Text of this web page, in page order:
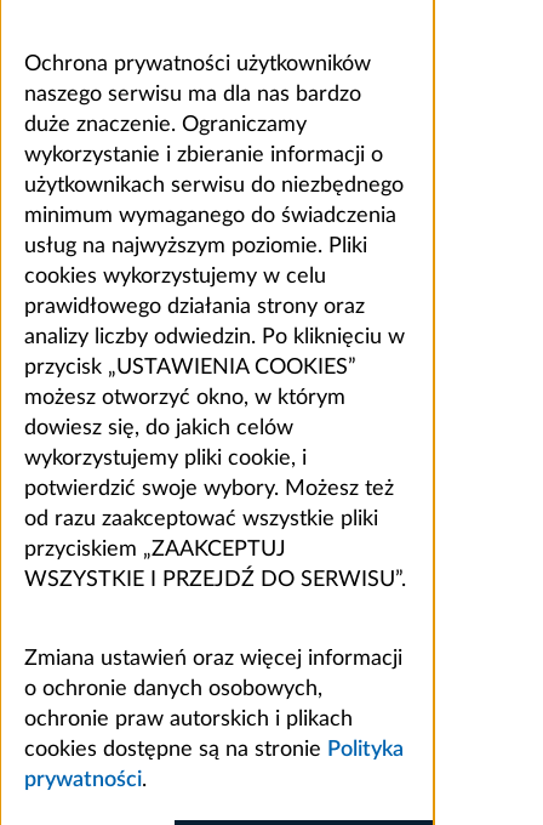
Ochrona prywatności użytkowników
naszego serwisu ma dla nas bardzo
duże znaczenie. Ograniczamy
wykorzystanie i zbieranie informacji o
użytkownikach serwisu do niezbędnego
minimum wymaganego do świadczenia
usług na najwyższym poziomie. Pliki
cookies wykorzystujemy w celu
prawidłowego działania strony oraz
analizy liczby odwiedzin. Po kliknięciu w
przycisk „USTAWIENIA COOKIES”
możesz otworzyć okno, w którym
dowiesz się, do jakich celów
wykorzystujemy pliki cookie, i
potwierdzić swoje wybory. Możesz też
od razu zaakceptować wszystkie pliki
przyciskiem „ZAAKCEPTUJ
WSZYSTKIE I PRZEJDŹ DO SERWISU”.
Zmiana ustawień oraz więcej informacji
o ochronie danych osobowych,
ochronie praw autorskich i plikach
cookies dostępne są na stronie Polityka
prywatności.